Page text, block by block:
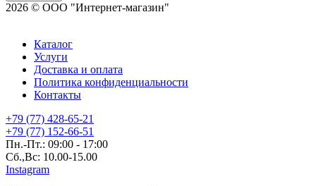
2026 © ООО "Интернет-магазин"
Каталог
Услуги
Доставка и оплата
Политика конфиденциальности
Контакты
+79 (77) 428-65-21
+79 (77) 152-66-51
Пн.-Пт.: 09:00 - 17:00
Сб.,Вс: 10.00-15.00
Instagram